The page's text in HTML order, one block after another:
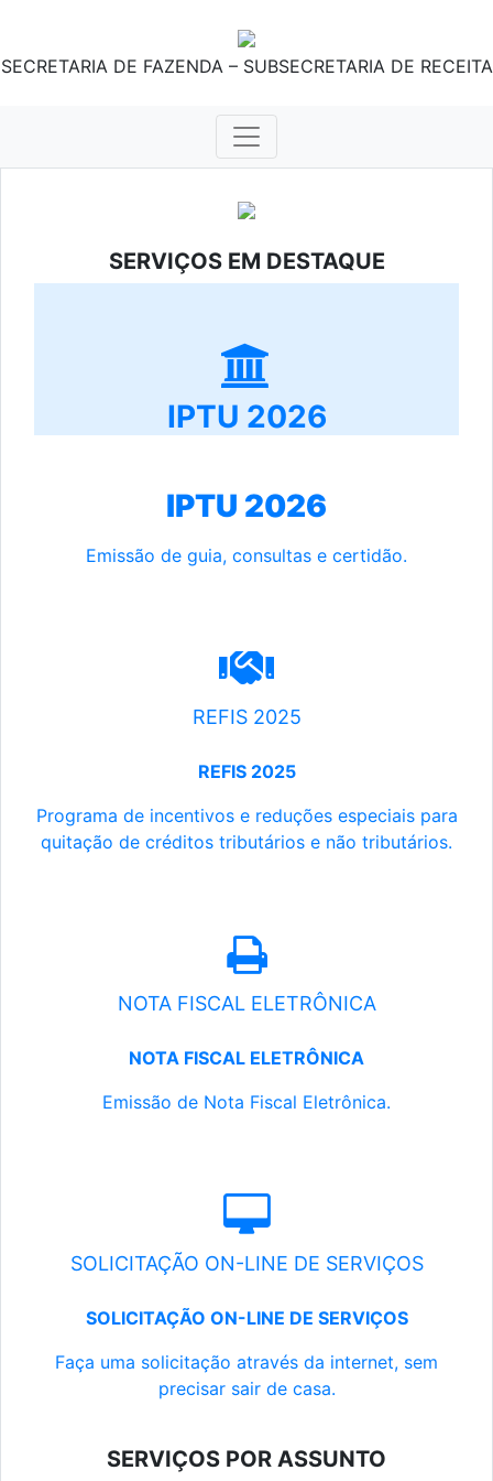
SECRETARIA DE FAZENDA – SUBSECRETARIA DE RECEITA
SERVIÇOS EM DESTAQUE
IPTU 2026
IPTU 2026
Emissão de guia, consultas e certidão.
REFIS 2025
REFIS 2025
Programa de incentivos e reduções especiais para
quitação de créditos tributários e não tributários.
NOTA FISCAL ELETRÔNICA
NOTA FISCAL ELETRÔNICA
Emissão de Nota Fiscal Eletrônica.
SOLICITAÇÃO ON-LINE DE SERVIÇOS
SOLICITAÇÃO ON-LINE DE SERVIÇOS
Faça uma solicitação através da internet, sem
precisar sair de casa.
SERVIÇOS POR ASSUNTO